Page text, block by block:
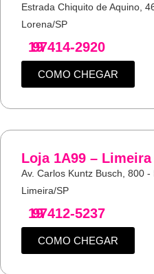
Estrada Chiquito de Aquino,
Lorena/SP
19
97414-2920
COMO CHEGAR
Loja 1A99 –
Av. Carlos Kuntz Busch, 800
Limeira/SP
19
97412-5237
COMO CHEGAR